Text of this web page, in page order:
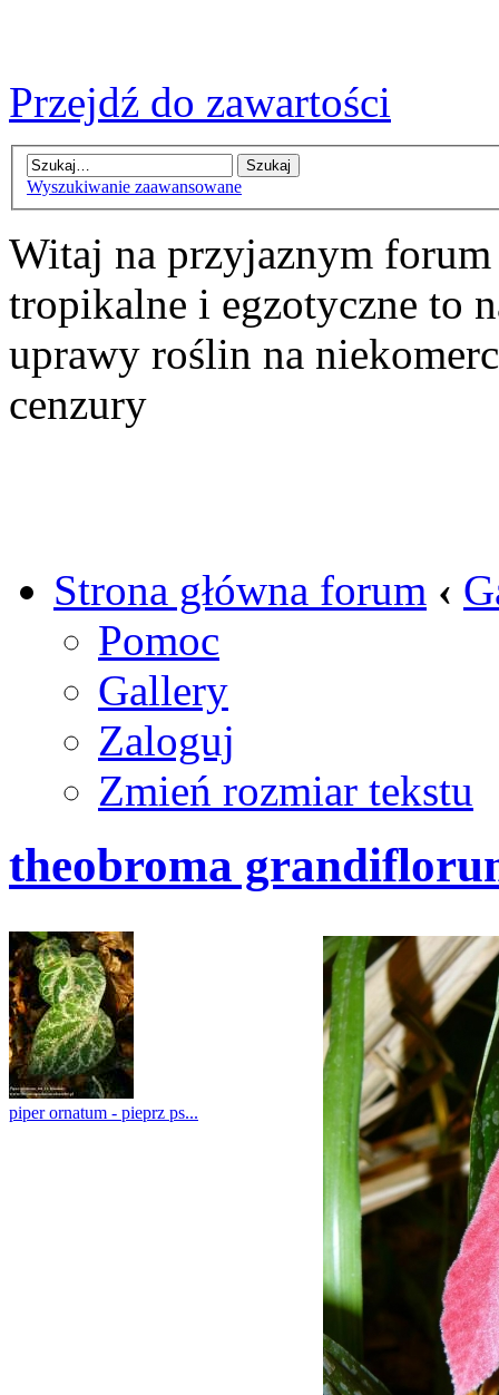
Przejdź do zawartości
Wyszukiwanie zaawansowane
Witaj na przyjaznym
tropikalne i egzotyczne to
uprawy roślin na
cenzury
Strona główna forum ‹
Pomoc
Gallery
Zaloguj
Zmień rozmiar tekstu
theobroma
piper ornatum - pieprz ps...